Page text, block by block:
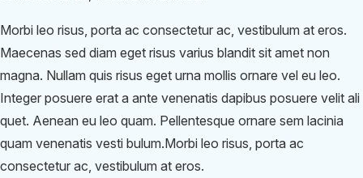
Morbi leo risus, porta ac consectetur ac, vestibulum at eros.
Maecenas sed diam eget risus varius blandit sit amet non
magna. Nullam quis risus eget urna mollis ornare vel eu leo.
Integer posuere erat a ante venenatis dapibus posuere velit ali
quet. Aenean eu leo quam. Pellentesque ornare sem lacinia
quam venenatis vesti bulum.Morbi leo risus, porta ac
consectetur ac, vestibulum at eros.